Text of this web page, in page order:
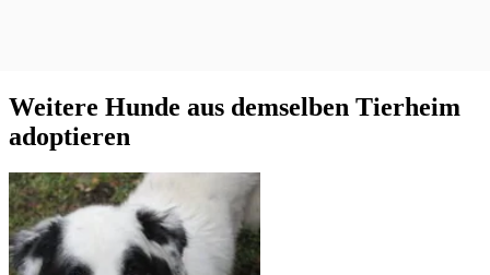
Weitere Hunde aus demselben Tierheim
adoptieren